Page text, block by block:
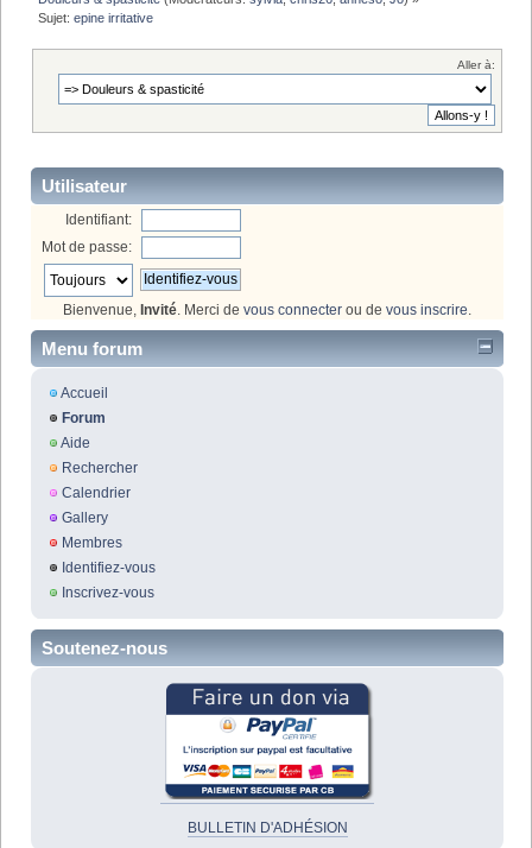
Sujet:epine irritative
Aller à:
Utilisateur
Identifiant:
Mot de passe:
Bienvenue, Invité. Merci de vous connecter ou de vous inscrire.
Menu forum
Accueil
Forum
Aide
Rechercher
Calendrier
Gallery
Membres
Identifiez-vous
Inscrivez-vous
Soutenez-nous
BULLETIN D'ADHÉSION